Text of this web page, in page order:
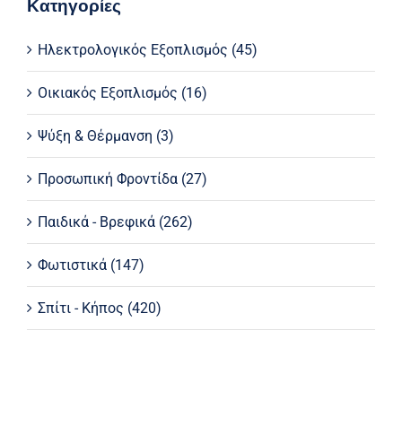
Κατηγορίες
Ηλεκτρολογικός Εξοπλισμός (45)
Οικιακός Εξοπλισμός (16)
Ψύξη & Θέρμανση (3)
Προσωπική Φροντίδα (27)
Παιδικά - Βρεφικά (262)
Φωτιστικά (147)
Σπίτι - Κήπος (420)